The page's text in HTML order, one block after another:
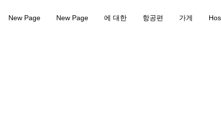
New Page New Page 에 대한 항공편 가게